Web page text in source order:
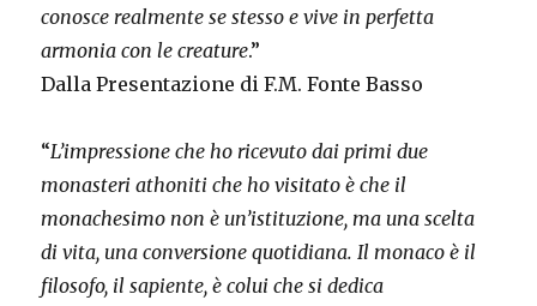
conosce realmente se stesso e vive in perfetta
armonia con le creature.”
Dalla Presentazione di F.M. Fonte Basso
“L’impressione che ho ricevuto dai primi due
monasteri athoniti che ho visitato è che il
monachesimo non è un’istituzione, ma una scelta
di vita, una conversione quotidiana. Il monaco è il
filosofo, il sapiente, è colui che si dedica